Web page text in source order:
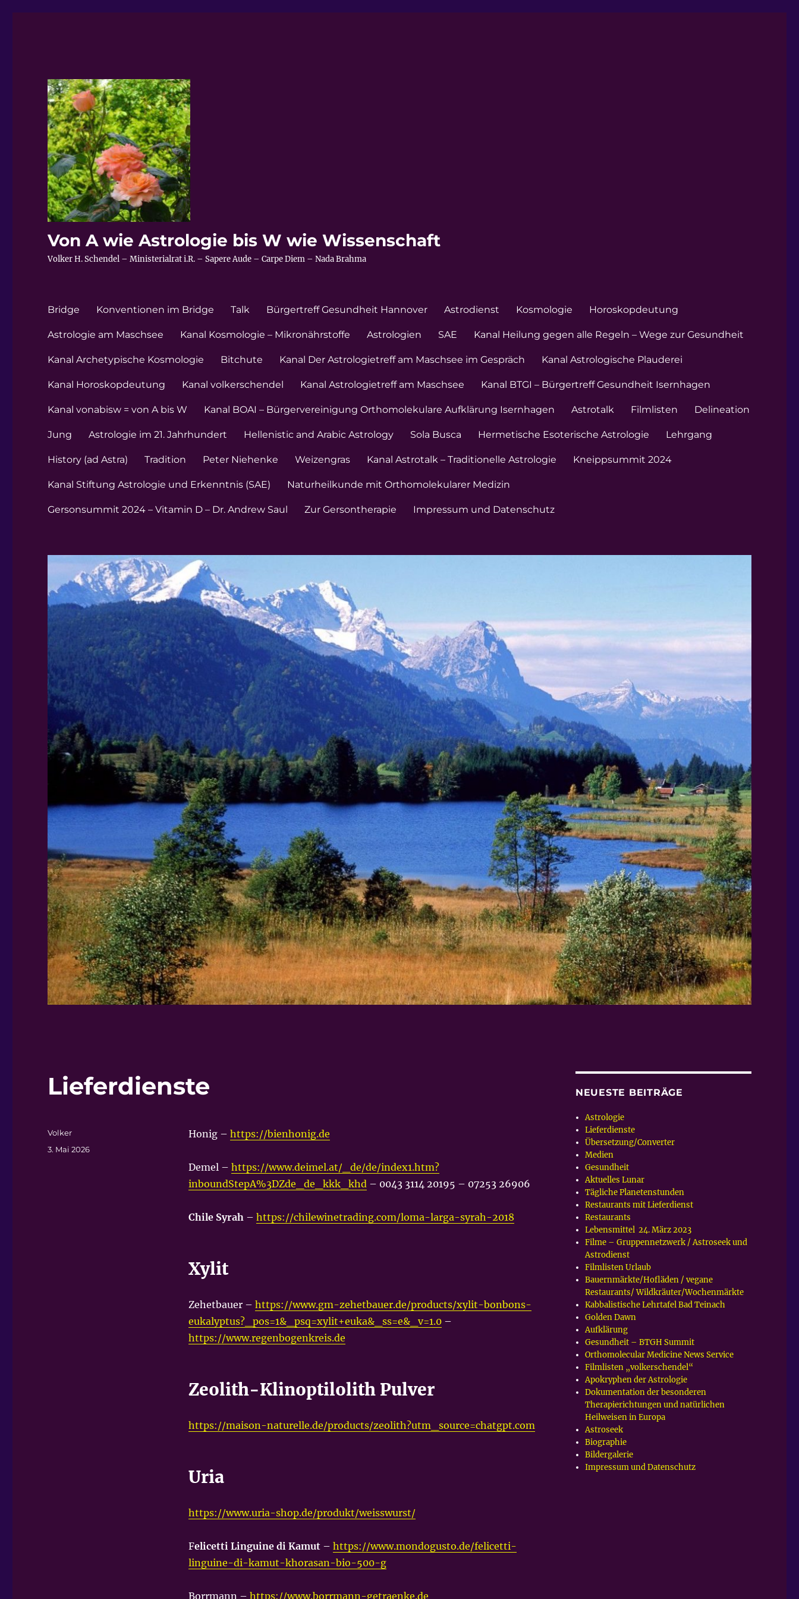
Von A wie Astrologie bis W wie Wissenschaft
Volker H. Schendel – Ministerialrat i.R. – Sapere Aude – Carpe Diem – Nada Brahma
Bridge Konventionen im Bridge Talk Bürgertreff Gesundheit Hannover Astrodienst Kosmologie Horoskopdeutung
Astrologie am Maschsee Kanal Kosmologie – Mikronährstoffe Astrologien SAE Kanal Heilung gegen alle Regeln – Wege zur Gesundheit
Kanal Archetypische Kosmologie Bitchute Kanal Der Astrologietreff am Maschsee im Gespräch Kanal Astrologische Plauderei
Kanal Horoskopdeutung Kanal volkerschendel Kanal Astrologietreff am Maschsee Kanal BTGI – Bürgertreff Gesundheit Isernhagen
Kanal vonabisw = von A bis W Kanal BOAI – Bürgervereinigung Orthomolekulare Aufklärung Isernhagen Astrotalk Filmlisten Delineation
Jung Astrologie im 21. Jahrhundert Hellenistic and Arabic Astrology Sola Busca Hermetische Esoterische Astrologie Lehrgang
History (ad Astra) Tradition Peter Niehenke Weizengras Kanal Astrotalk – Traditionelle Astrologie Kneippsummit 2024
Kanal Stiftung Astrologie und Erkenntnis (SAE) Naturheilkunde mit Orthomolekularer Medizin
Gersonsummit 2024 – Vitamin D – Dr. Andrew Saul Zur Gersontherapie Impressum und Datenschutz
Lieferdienste
Honig – https://bienhonig.de
Demel – https://www.deimel.at/_de/de/index1.htm?
inboundStepA%3DZde_de_kkk_khd – 0043 3114 20195 – 07253 26906
Chile Syrah – https://chilewinetrading.com/loma-larga-syrah-2018
Xylit
Zehetbauer – https://www.gm-zehetbauer.de/products/xylit-bonbons-
eukalyptus?_pos=1&_psq=xylit+euka&_ss=e&_v=1.0–
https://www.regenbogenkreis.de
Zeolith-Klinoptilolith Pulver
https://maison-naturelle.de/products/zeolith?utm_source=chatgpt.com
Uria
https://www.uria-shop.de/produkt/weisswurst/
Felicetti Linguine di Kamut– https://www.mondogusto.de/felicetti-
linguine-di-kamut-khorasan-bio-500-g
Borrmann – https://www.borrmann-getraenke.de
Autor
Volker
Veröffentlicht
3. Mai 2026
NEUESTE BEITRÄGE
Astrologie
Lieferdienste
Übersetzung/Converter
Medien
Gesundheit
Aktuelles Lunar
Tägliche Planetenstunden
Restaurants mit Lieferdienst
Restaurants
Lebensmittel 24. März 2023
Filme – Gruppennetzwerk / Astroseek und
Astrodienst
Filmlisten Urlaub
Bauernmärkte/Hofläden / vegane
Restaurants/ Wildkräuter/Wochenmärkte
Kabbalistische Lehrtafel Bad Teinach
Golden Dawn
Aufklärung
Gesundheit – BTGH Summit
Orthomolecular Medicine News Service
Filmlisten „volkerschendel“
Apokryphen der Astrologie
Dokumentation der besonderen
Therapierichtungen und natürlichen
Heilweisen in Europa
Astroseek
Biographie
Bildergalerie
Impressum und Datenschutz